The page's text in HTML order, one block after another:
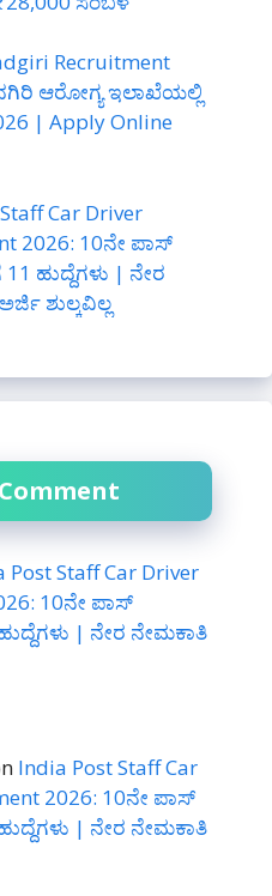
Recruitment
ಆರೋಗ್ಯ ಇಲಾಖೆಯಲ್ಲಿ
| Apply Online
Car Driver
2026: 10ನೇ ಪಾಸ್
ಹುದ್ದೆಗಳು | ನೇರ
ಶುಲ್ಕವಿಲ್ಲ
Post Staff Car Driver
10ನೇ ಪಾಸ್
| ನೇರ ನೇಮಕಾತಿ
India Post Staff Car
2026: 10ನೇ ಪಾಸ್
| ನೇರ ನೇಮಕಾತಿ